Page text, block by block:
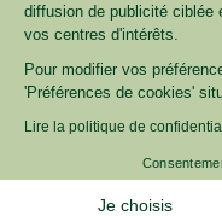
diffusion de publicité ciblée
vos centres d'intérêts.
Pour modifier vos
'Préférences de cookies'
Lire la politique de
Je choisis
Proposez-vous des
sur compte client ?